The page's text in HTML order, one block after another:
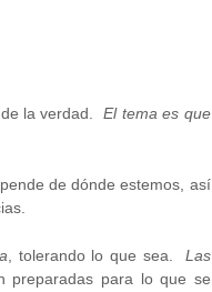
de la verdad.El tema es que
de dónde estemos, así
, tolerando lo que sea. Las
preparadas para lo que se